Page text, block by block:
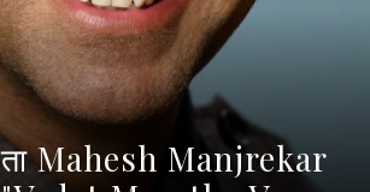
Mahesh Manjrekar